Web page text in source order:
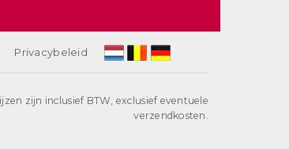
Privacybeleid
zijn inclusief BTW, exclusief eventuele
verzendkosten.